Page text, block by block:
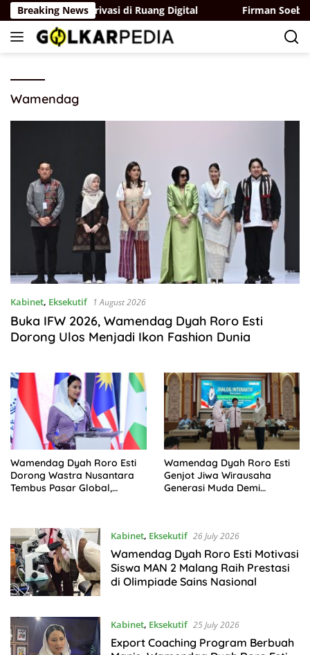
Skip
to
content
Breaking NewsPrivasi di Ruang Digital Firman
Wamendag
Kabinet, Eksekutif 1 August 2026
Buka IFW 2026, Wamendag Dyah Roro Esti
Dorong Ulos Menjadi Ikon Fashion Dunia
Wamendag Dyah Roro Esti
Dorong Wastra Nusantara
Tembus Pasar Global,
Wamendag Dyah Roro Esti
Genjot Jiwa Wirausaha
Generasi Muda Demi
Kabinet, Eksekutif 26 July 2026
Wamendag Dyah Roro Esti Motivasi
Siswa MAN 2 Malang Raih Prestasi
di Olimpiade Sains Nasional
Kabinet, Eksekutif 25 July 2026
Export Coaching Program Berbuah